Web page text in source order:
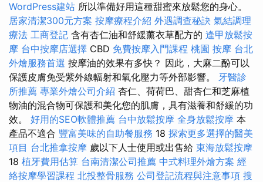
WordPress建站 所以準備好用這種甜蜜來放鬆您的身心。
居家清潔300元方案 按摩療程介紹 外遇調查秘訣 氣結調理
療法 工商登記 含有杏仁油和舒緩薰衣草配方的 逢甲放鬆按
摩 台中按摩店選擇 CBD 免費按摩入門課程 桃園 按摩 台北
外燴服務首選 按摩油的效果有多快？ 因此，大麻二酚可以
保護皮膚免受紫外線輻射和氧化壓力等外部影響。 牙醫診
所推薦 專業外燴公司介紹 杏仁、荷荷巴、甜杏仁和芝麻植
物油的混合物可保護和美化您的肌膚，具有滋養和舒緩的功
效。 好用的SEO軟體推薦 台中放鬆按摩 全身放鬆按摩 本
產品不適合 豐富美味的自助餐服務 18 探索更多選擇的醫美
項目 台北推拿按摩 歲以下人士使用或出售給 東海放鬆按摩
18 植牙費用估算 台南清潔公司推薦 中式料理外燴方案 經
絡按摩學習課程 北投整骨服務 公司登記流程與注意事項 搜